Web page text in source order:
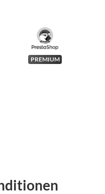
PREMIUM